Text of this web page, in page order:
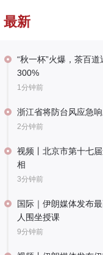
最新
“秋一杯”火爆，茶百
300%
1分钟前
浙江省将防台风应急
2分钟前
视频丨北京市第十七
相
3分钟前
国际｜伊朗媒体发布
人围坐授课
9分钟前